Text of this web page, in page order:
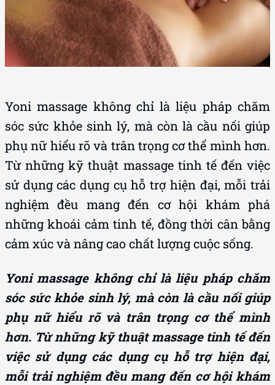
Yoni massage không chỉ là liệu pháp chăm
sóc sức khỏe sinh lý, mà còn là cầu nối giúp
phụ nữ hiểu rõ và trân trọng cơ thể mình hơn.
Từ những kỹ thuật massage tinh tế đến việc
sử dụng các dụng cụ hỗ trợ hiện đại, mỗi trải
nghiệm đều mang đến cơ hội khám phá
những khoái cảm tinh tế, đồng thời cân bằng
cảm xúc và nâng cao chất lượng cuộc sống.
Yoni massage không chỉ là liệu pháp chăm
sóc sức khỏe sinh lý, mà còn là cầu nối giúp
phụ nữ hiểu rõ và trân trọng cơ thể mình
hơn. Từ những kỹ thuật massage tinh tế đến
việc sử dụng các dụng cụ hỗ trợ hiện đại,
mỗi trải nghiệm đều mang đến cơ hội khám